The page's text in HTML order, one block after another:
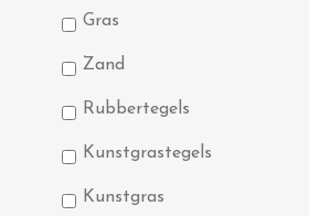
Gras
Zand
Rubbertegels
Kunstgrastegels
Kunstgras